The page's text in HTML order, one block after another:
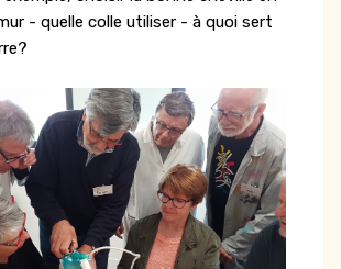
- quelle colle utiliser - à quoi sert